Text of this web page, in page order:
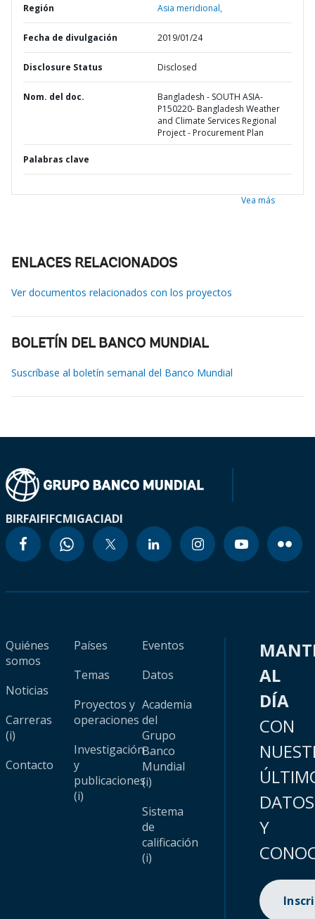
Región Asia meridional,
Fecha de divulgación 2019/01/24
Disclosure Status Disclosed
Nom. del doc.
Bangladesh - SOUTH ASIA-
P150220- Bangladesh Weather
and Climate Services Regional
Project - Procurement Plan
Palabras clave
Vea más
ENLACES RELACIONADOS
Ver documentos relacionados con los proyectos
BOLETÍN DEL BANCO MUNDIAL
Suscríbase al boletín semanal del Banco Mundial
BIRFAIFIFCMIGACIADI
Quiénes
somos
Noticias
Carreras
(i)
Contacto
Países
Temas
Proyectos y
operaciones
Investigación
y
publicaciones
(i)
Eventos
Datos
Academia
del
Grupo
Banco
Mundial
(i)
Sistema
de
calificación
(i)
AL
DÍA
CON
DATOS
Y